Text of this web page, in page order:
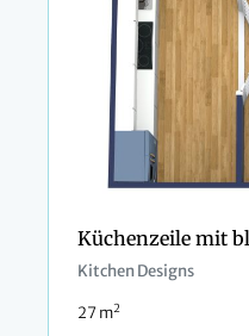
Küchenzeile mit
Kitchen Designs
27 m2